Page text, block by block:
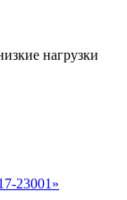
нагрузки